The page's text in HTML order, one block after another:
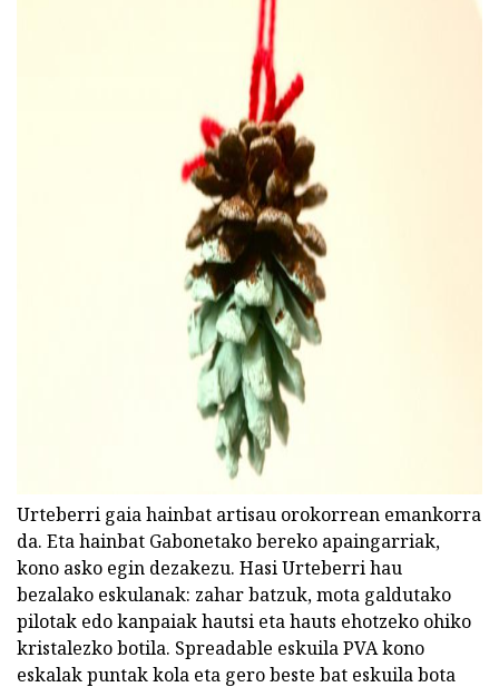
ad
Urteberri gaia hainbat artisau orokorrean emankorra
da. Eta hainbat Gabonetako bereko apaingarriak,
kono asko egin dezakezu. Hasi Urteberri hau
bezalako eskulanak: zahar batzuk, mota galdutako
pilotak edo kanpaiak hautsi eta hauts ehotzeko ohiko
kristalezko botila. Spreadable eskuila PVA kono
eskalak puntak kola eta gero beste bat eskuila bota